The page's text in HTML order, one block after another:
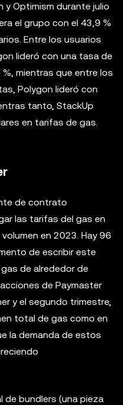
y Optimism durante julio
el grupo con el 43,9 %
Entre los usuarios
lideró con una tasa de
mientras que entre los
Polygon lideró con
tanto, StackUp
en tarifas de gas.
de contrato
las tarifas del gas en
en 2023. Hay 96
de escribir este
de alrededor de
de Paymaster
y el segundo trimestre,
total de gas como en
la demanda de estos
bundlers (una pieza